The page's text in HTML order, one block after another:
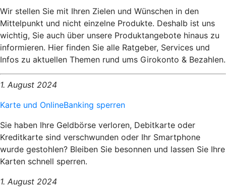
Wir stellen Sie mit Ihren Zielen und Wünschen in den
Mittelpunkt und nicht einzelne Produkte. Deshalb ist uns
wichtig, Sie auch über unsere Produktangebote hinaus zu
informieren. Hier finden Sie alle Ratgeber, Services und
Infos zu aktuellen Themen rund ums Girokonto & Bezahlen.
1. August 2024
Karte und OnlineBanking sperren
Sie haben Ihre Geldbörse verloren, Debitkarte oder
Kreditkarte sind verschwunden oder Ihr Smartphone
wurde gestohlen? Bleiben Sie besonnen und lassen Sie Ihre
Karten schnell sperren.
1. August 2024